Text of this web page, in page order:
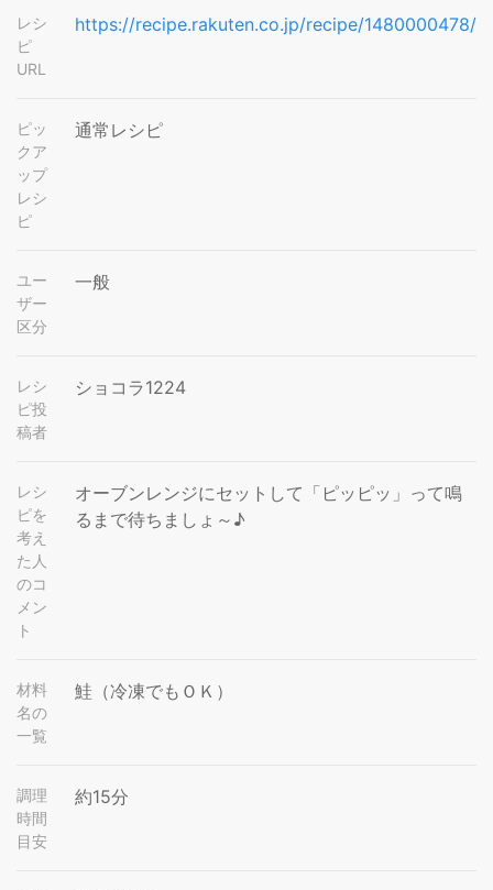
レシ
ピ
URL
https://recipe.rakuten.co.jp/recipe/1480000478/
ピッ
クア
ップ
レシ
ピ
通常レシピ
ユー
ザー
区分
一般
レシ
ピ投
稿者
ショコラ1224
レシ
ピを
考え
た人
のコ
メン
ト
オーブンレンジにセットして「ピッピッ」って鳴
るまで待ちましょ～♪
材料
名の
一覧
鮭（冷凍でもＯＫ）
調理
時間
目安
約15分